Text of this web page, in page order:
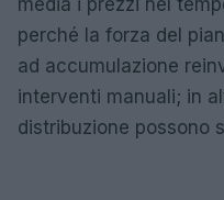
media i prezzi nel
perché la forza del
ad accumulazione
interventi manuali; in
distribuzione possono